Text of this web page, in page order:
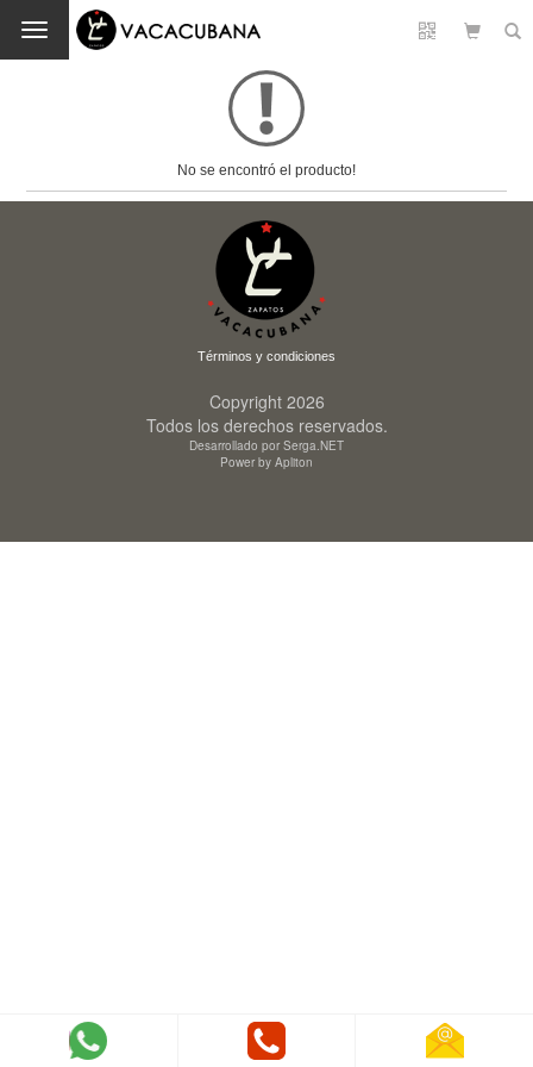
Cambio
No se encontró el producto!
Términos y condiciones
Copyright 2026
Todos los derechos reservados.
Desarrollado por Serga.NET
Power by Apliton